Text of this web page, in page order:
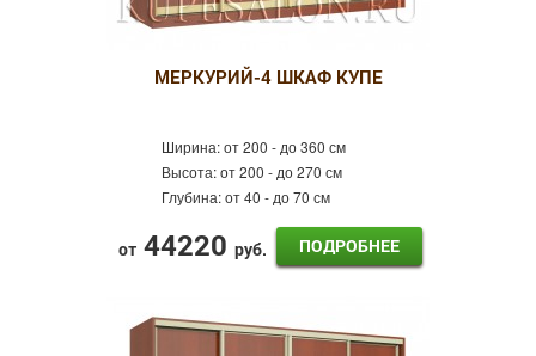
МЕРКУРИЙ-4 ШКАФ КУПЕ
Ширина:от 200 - до 360 см
Высота:от 200 - до 270 см
Глубина:от 40 - до 70 см
от 44220 руб. ПОДРОБНЕЕ